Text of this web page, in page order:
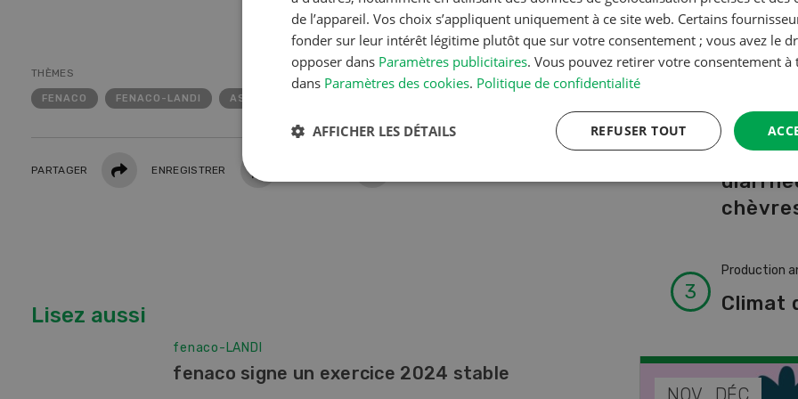
THÈMES
FENACO FENACO-LANDI ASSEMBLÉE DES DÉLÉGUÉS
PARTAGER PartagerENREGISTRER
Lisez aussi
fenaco-LANDI
fenaco signe un exercice 2024 stable
A à Z
Production
faire
Production
Climat
NOV DÉC
de l’appareil. Vos choix s’appliquent uniquement à ce site web. Certains
fonder sur leur intérêt légitime plutôt que sur votre consentement ; vous avez le
opposer dans Paramètres publicitaires. Vous pouvez retirer votre consentement
dans Paramètres des cookies. Politique de confidentialité
REFUSER TOUT
AFFICHER LES DÉTAILS